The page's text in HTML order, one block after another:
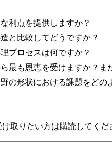
利点を提供しますか？
と比較してどうですか？
プロセスは何ですか？
最も恩恵を受けますか？ま
の形状における課題をどの
取りたい方は購読してくだ